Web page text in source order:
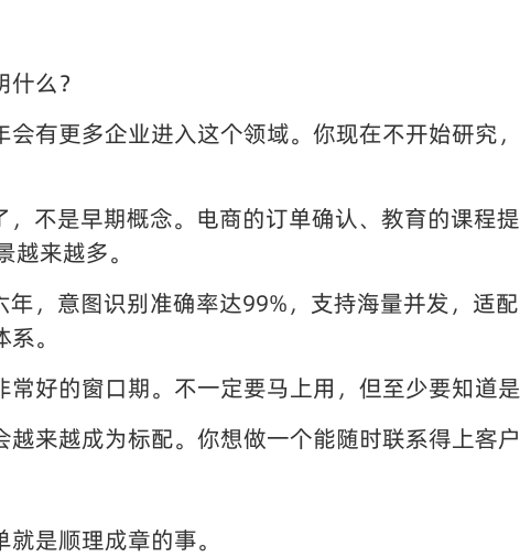
么？
有更多企业进入这个领域。你现在不开始研究，
不是早期概念。电商的订单确认、教育的课程
来越多。
，意图识别准确率达99%，支持海量并发，适
。
好的窗口期。不一定要马上用，但至少要知道是
来越成为标配。你想做一个能随时联系得上客户
是顺理成章的事。